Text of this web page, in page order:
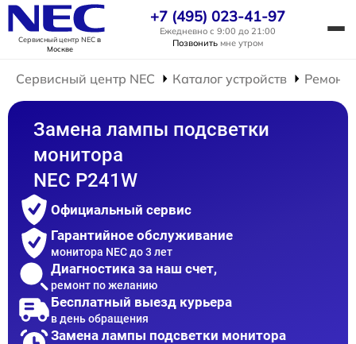
Сервисный центр NECв
Москве
+7 (495) 023-41-97
Ежедневно с 9:00 до 21:00
Позвонить мне утром
Сервисный центр NEC Каталог устройств Ремонт
Замена лампы подсветки
монитора
NEC P241W
Официальный сервис
Гарантийное обслуживание
монитора NEC до 3 лет
Диагностика за наш счет,
ремонт по желанию
Бесплатный выезд курьера
в день обращения
Замена лампы подсветки монитора